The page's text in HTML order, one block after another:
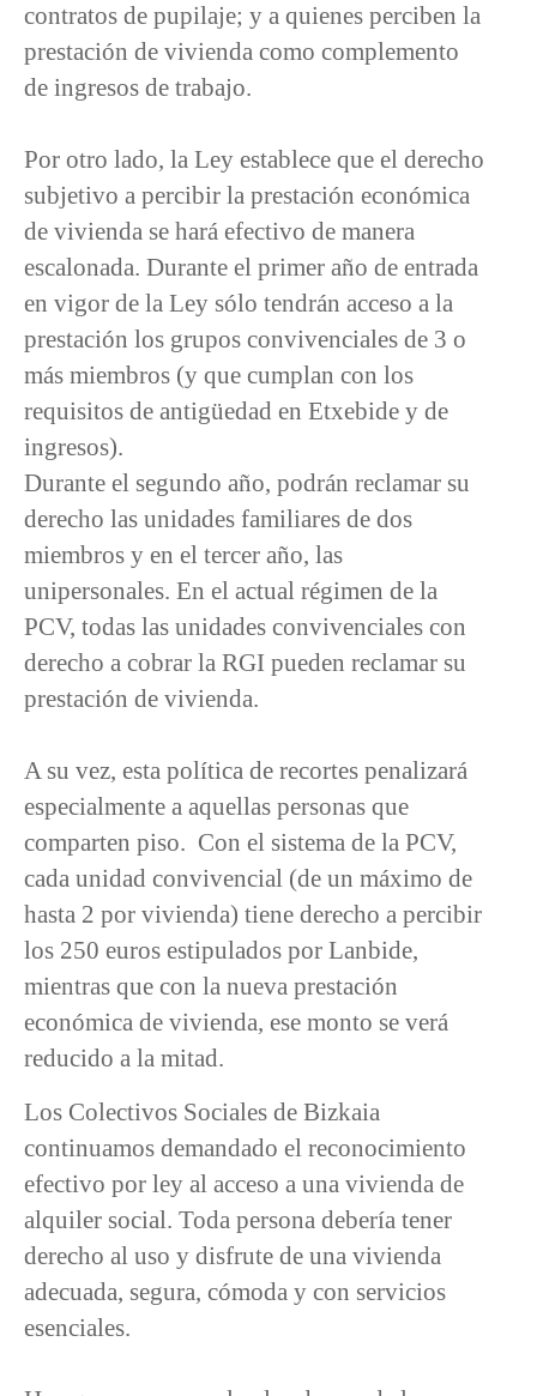
contratos de pupilaje; y a quienes perciben la
prestación de vivienda como complemento
de ingresos de trabajo.
Por otro lado, la Ley establece que el derecho
subjetivo a percibir la prestación económica
de vivienda se hará efectivo de manera
escalonada. Durante el primer año de entrada
en vigor de la Ley sólo tendrán acceso a la
prestación los grupos convivenciales de 3 o
más miembros (y que cumplan con los
requisitos de antigüedad en Etxebide y de
ingresos).
Durante el segundo año, podrán reclamar su
derecho las unidades familiares de dos
miembros y en el tercer año, las
unipersonales. En el actual régimen de la
PCV, todas las unidades convivenciales con
derecho a cobrar la RGI pueden reclamar su
prestación de vivienda.
A su vez, esta política de recortes penalizará
especialmente a aquellas personas que
comparten piso. Con el sistema de la PCV,
cada unidad convivencial (de un máximo de
hasta 2 por vivienda) tiene derecho a percibir
los 250 euros estipulados por Lanbide,
mientras que con la nueva prestación
económica de vivienda, ese monto se verá
reducido a la mitad.
Los Colectivos Sociales de Bizkaia
continuamos demandado el reconocimiento
efectivo por ley al acceso a una vivienda de
alquiler social. Toda persona debería tener
derecho al uso y disfrute de una vivienda
adecuada, segura, cómoda y con servicios
esenciales.